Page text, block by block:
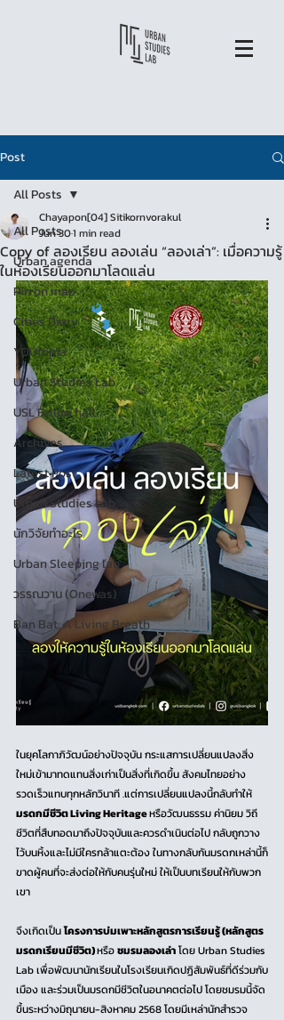
Post
All Posts
Urban agenda
Pin on map
Cities Diary
YOUtopia
Urban Studies Lab
USL Fellow hall
Archives
Latest Post
Urban Studies Lab
นักวิจัยทำอะไร
Urban Sleeping lab
วรรณวาน (Onewas)
Ban Bat: A Living Breath
All Posts
Copy of ลองเรียน ลองเล่น “ลองเล่า”: เมื่อความรู้
ในห้องเรียนออกมาโลดแล่น
Chayapon[04] Sitikornvorakul
Jun 301 min read
ในยุคโลกาภิวัฒน์อย่างปัจจุบัน กระแสการเปลี่ยนแปลงสิ่ง
ใหม่เข้ามาทดแทนสิ่งเก่าเป็นสิ่งที่เกิดขึ้น สังคมไทยอย่าง
รวดเร็วแทบทุกหลักวินาที .แต่การเปลี่ยนแปลงนี้กลับทำให้
มรดกมีชีวิต Living Heritage หรือวัฒนธรรม ค่านิยม วิถี
ชีวิตที่สืบทอดมาถึงปัจจุบันและควรดำเนินต่อไป กลับถูกวาง
ไว้บนหิ้งและไม่มีใครกล้าแตะต้อง ในทางกลับกันมรดกเหล่านี้ก็
ขาดผู้คนที่จะส่งต่อให้กับคนรุ่นใหม่ ให้เป็นบทเรียนให้กับพวก
เขา
จึงเกิดเป็น โครงการบ่มเพาะหลักสูตรการเรียนรู้ (หลักสูตร
มรดกเรียนมีชีวิต) หรือ ชมรมลองเล่า โดย Urban Studies
Lab เพื่อพัฒนานักเรียนในโรงเรียนเกิดปฏิสัมพันธ์ที่ดีร่วมกับ
เมือง และร่วมเป็นมรดกมีชีวิตในอนาคตต่อไป โดยชมรมนี้จัด
ขึ้นระหว่างมิถุนายน-สิงหาคม 2568 โดยมีเหล่านักสำรวจ